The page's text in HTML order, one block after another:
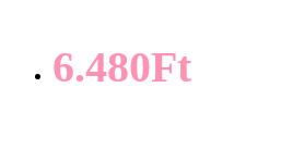
6.480Ft